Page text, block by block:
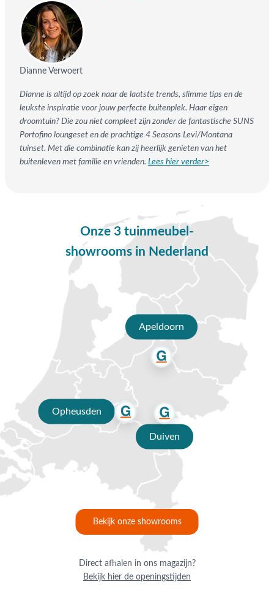
Dianne Verwoert
Dianne is altijd op zoek naar de laatste trends, slimme tips en de
leukste inspiratie voor jouw perfecte buitenplek. Haar eigen
droomtuin? Die zou niet compleet zijn zonder de fantastische SUNS
Portofino loungeset en de prachtige 4 Seasons Levi/Montana
tuinset. Met die combinatie kan zij heerlijk genieten van het
buitenleven met familie en vrienden. Lees hier verder>
Onze 3 tuinmeubel-
showrooms in Nederland
Apeldoorn
Opheusden
Duiven
Bekijk onze showrooms
Direct afhalen in ons magazijn?
Bekijk hier de openingstijden